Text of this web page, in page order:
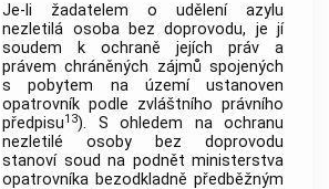
Je-li žadatelem o udělení azylu
nezletilá osoba bez doprovodu, je jí
soudem k ochraně jejích práv a
právem chráněných zájmů spojených
s pobytem na území ustanoven
opatrovník podle zvláštního právního
předpisu13). S ohledem na ochranu
nezletilé osoby bez doprovodu
stanoví soud na podnět ministerstva
opatrovníka bezodkladně předběžným